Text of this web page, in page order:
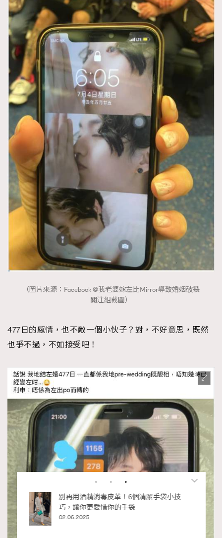
（圖片來源：Facebook @我老婆嫁左比Mirror導致婚姻破裂
關注組截圖）
477日的感情，也不敵一個小伙子？對，不好意思，既然
也爭不過，不如接受吧！
顯
別再用酒精消毒皮革！6個清潔手袋小技
巧，讓你更愛惜你的手袋
02.06.2025